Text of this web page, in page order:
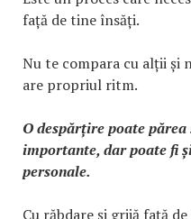
față de tine însăți.
Nu te compara cu alții și
are propriul ritm.
O despărțire poate
importante, dar poate fi
personale.
Cu răbdare și grijă față